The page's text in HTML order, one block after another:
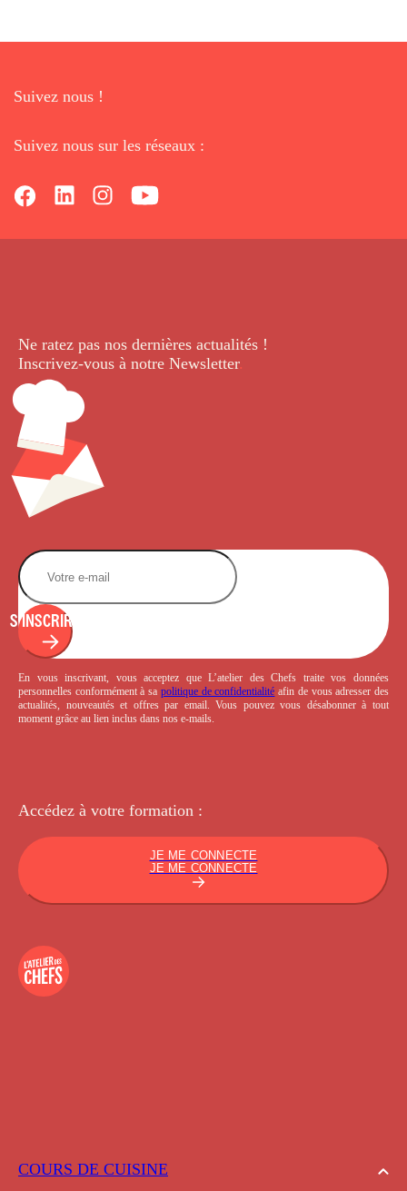
Suivez nous !
Suivez nous sur les réseaux :
COURS DE CUISINE
Ne ratez pas nos dernières actualités !
Inscrivez-vous à notre Newsletter.
S'INSCRIRE
En vous inscrivant, vous acceptez que L’atelier des Chefs traite vos données
personnelles conformément à sa politique de confidentialité afin de vous adresser des
actualités, nouveautés et offres par email. Vous pouvez vous désabonner à tout
moment grâce au lien inclus dans nos e-mails.
Accédez à votre formation :
JE ME CONNECTE
JE ME CONNECTE